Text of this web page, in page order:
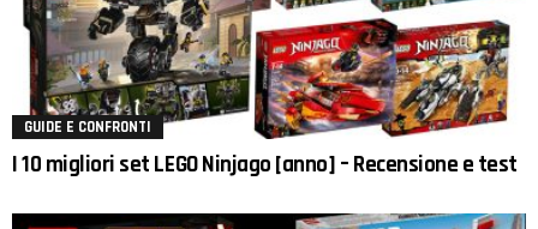
GUIDE E CONFRONTI
I 10 migliori set LEGO Ninjago [anno] – Recensione e test